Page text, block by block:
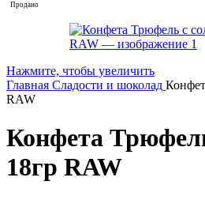
Продано
Нажмите, чтобы увеличить
Главная Сладости и шоколад
RAW
Конфета
18гр RAW